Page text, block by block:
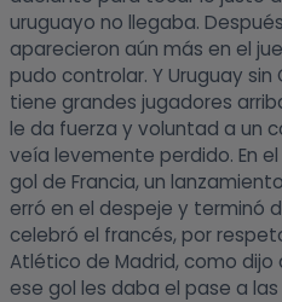
uruguayo no llegaba.
aparecieron aún más en el
pudo controlar. Y Uruguay
tiene grandes jugadores
le da fuerza y voluntad a un
veía levemente perdido. En
gol de Francia, un
erró en el despeje y terminó
celebró el francés, por
Atlético de Madrid, como
ese gol les daba el pase a